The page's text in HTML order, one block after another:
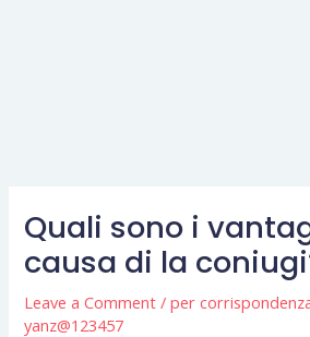
Quali sono i
causa di la
Leave a Comment /per
yanz@123457